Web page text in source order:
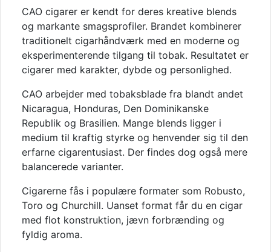
CAO cigarer er kendt for deres kreative blends
og markante smagsprofiler. Brandet kombinerer
traditionelt cigarhåndværk med en moderne og
eksperimenterende tilgang til tobak. Resultatet er
cigarer med karakter, dybde og personlighed.
CAO arbejder med tobaksblade fra blandt andet
Nicaragua, Honduras, Den Dominikanske
Republik og Brasilien. Mange blends ligger i
medium til kraftig styrke og henvender sig til den
erfarne cigarentusiast. Der findes dog også mere
balancerede varianter.
Cigarerne fås i populære formater som Robusto,
Toro og Churchill. Uanset format får du en cigar
med flot konstruktion, jævn forbrænding og
fyldig aroma.